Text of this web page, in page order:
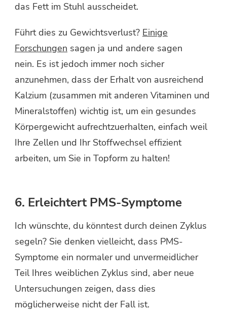
das Fett im Stuhl ausscheidet.
Führt dies zu Gewichtsverlust? Einige
Forschungen sagen ja und andere sagen
nein. Es ist jedoch immer noch sicher
anzunehmen, dass der Erhalt von ausreichend
Kalzium (zusammen mit anderen Vitaminen und
Mineralstoffen) wichtig ist, um ein gesundes
Körpergewicht aufrechtzuerhalten, einfach weil
Ihre Zellen und Ihr Stoffwechsel effizient
arbeiten, um Sie in Topform zu halten!
6. Erleichtert PMS-Symptome
Ich wünschte, du könntest durch deinen Zyklus
segeln? Sie denken vielleicht, dass PMS-
Symptome ein normaler und unvermeidlicher
Teil Ihres weiblichen Zyklus sind, aber neue
Untersuchungen zeigen, dass dies
möglicherweise nicht der Fall ist.